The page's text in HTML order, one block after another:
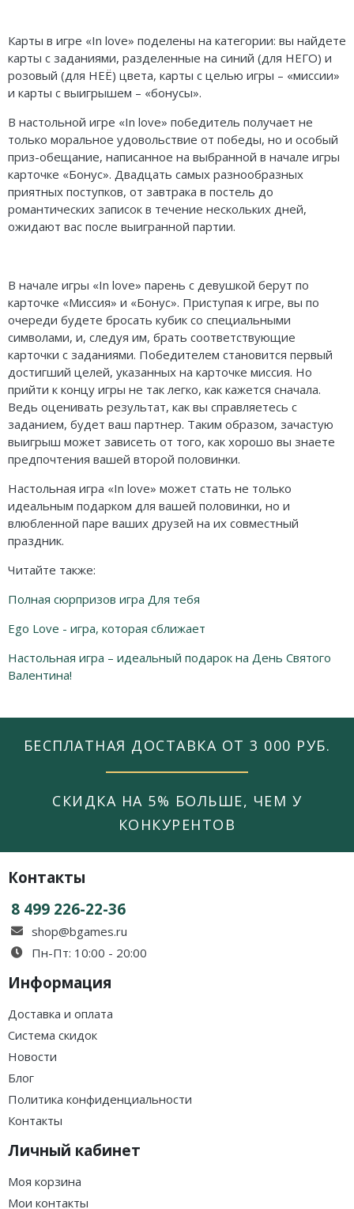
Карты в игре «In love» поделены на категории: вы найдете
карты с заданиями, разделенные на синий (для НЕГО) и
розовый (для НЕЁ) цвета, карты с целью игры – «миссии»
и карты с выигрышем – «бонусы».
В настольной игре «In love» победитель получает не
только моральное удовольствие от победы, но и особый
приз-обещание, написанное на выбранной в начале игры
карточке «Бонус». Двадцать самых разнообразных
приятных поступков, от завтрака в постель до
романтических записок в течение нескольких дней,
ожидают вас после выигранной партии.
В начале игры «In love» парень с девушкой берут по
карточке «Миссия» и «Бонус». Приступая к игре, вы по
очереди будете бросать кубик со специальными
символами, и, следуя им, брать соответствующие
карточки с заданиями. Победителем становится первый
достигший целей, указанных на карточке миссия. Но
прийти к концу игры не так легко, как кажется сначала.
Ведь оценивать результат, как вы справляетесь с
заданием, будет ваш партнер. Таким образом, зачастую
выигрыш может зависеть от того, как хорошо вы знаете
предпочтения вашей второй половинки.
Настольная игра «In love» может стать не только
идеальным подарком для вашей половинки, но и
влюбленной паре ваших друзей на их совместный
праздник.
Читайте также:
Полная сюрпризов игра Для тебя
Ego Love - игра, которая сближает
Настольная игра – идеальный подарок на День Святого
Валентина!
БЕСПЛАТНАЯ ДОСТАВКА ОТ 3 000 РУБ.
СКИДКА НА 5% БОЛЬШЕ, ЧЕМ У
КОНКУРЕНТОВ
Контакты
8 499 226-22-36
shop@bgames.ru
Пн-Пт: 10:00 - 20:00
Информация
Доставка и оплата
Система скидок
Новости
Блог
Политика конфиденциальности
Контакты
Личный кабинет
Моя корзина
Мои контакты